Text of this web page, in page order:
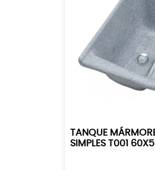
TANQUE
SIMPLES T001